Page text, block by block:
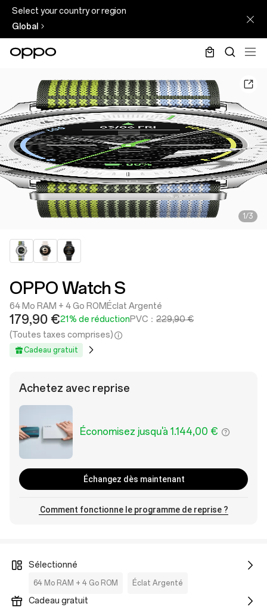
Select your country or region
Global
1/3
OPPO Watch S
64 Mo RAM + 4 Go ROM Éclat Argenté
179,90 €21% de réductionPVC： 229,90 €
(Toutes taxes comprises)
Cadeau gratuit
Achetez avec reprise
Économisez jusqu'à 1.144,00 €
Échangez dès maintenant
Comment fonctionne le programme de reprise ?
Sélectionné
64 Mo RAM + 4 Go ROM Éclat Argenté
Cadeau gratuit